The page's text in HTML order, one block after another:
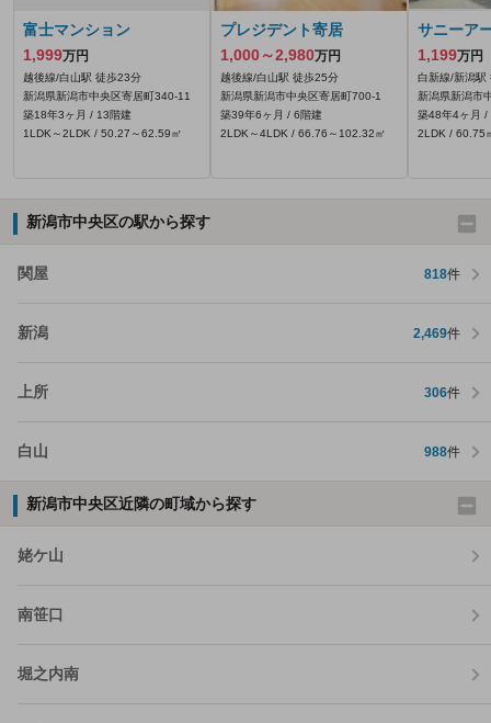
富士マンション
1,999万円
越後線/白山駅 徒歩23分
新潟県新潟市中央区寄居町340‐11
築18年3ヶ月 / 13階建
1LDK～2LDK / 50.27～62.59㎡
プレジデント寄居
1,000～2,980万円
越後線/白山駅 徒歩25分
新潟県新潟市中央区寄居町700‐1
築39年6ヶ月 / 6階建
2LDK～4LDK / 66.76～102.32㎡
サニーア
1,199万円
白新線/新潟駅
新潟県新潟市
築48年4ヶ月 /
2LDK / 60.75
新潟市中央区の駅から探す
関屋 818件
新潟 2,469件
上所 306件
白山 988件
新潟市中央区近隣の町域から探す
姥ケ山
南笹口
堀之内南